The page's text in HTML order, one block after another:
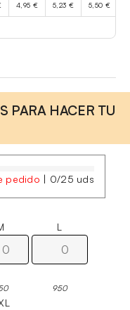
4,95 € 5,23 € 5,50 €
PARA HACER TU
pedido | 0/25 uds
L
950